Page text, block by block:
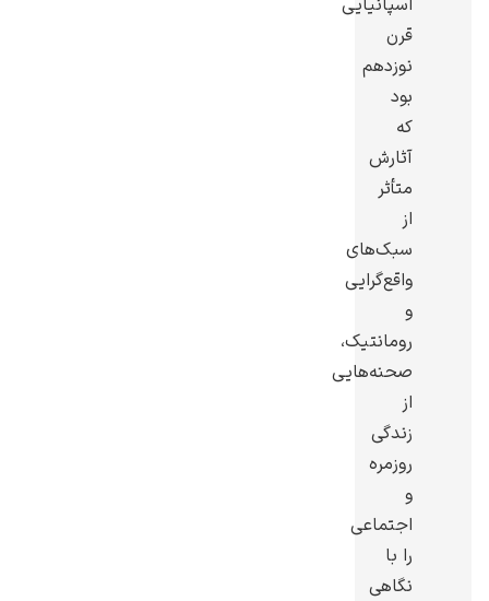
اسپانیایی
قرن
نوزدهم
بود
که
آثارش
متأثر
از
سبک‌های
واقع‌گرایی
و
رومانتیک،
صحنه‌هایی
از
زندگی
روزمره
و
اجتماعی
را با
نگاهی